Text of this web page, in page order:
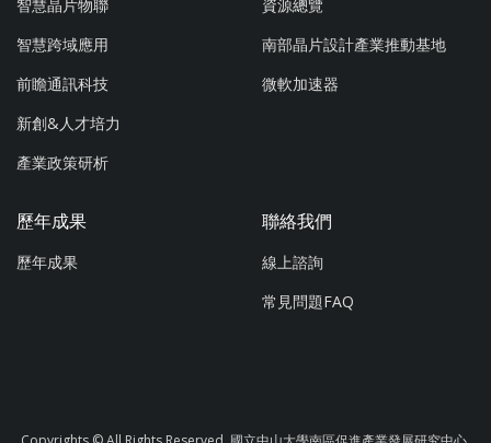
智慧晶片物聯
智慧跨域應用
前瞻通訊科技
新創&人才培力
產業政策研析
資源總覽
南部晶片設計產業推動基地
微軟加速器
歷年成果
歷年成果
聯絡我們
線上諮詢
常見問題FAQ